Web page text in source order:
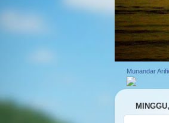
Munandar